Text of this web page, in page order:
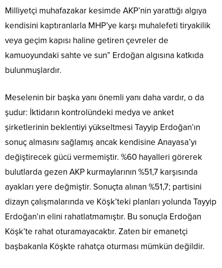
Milliyetçi muhafazakar kesimde AKP’nin yarattığı algıya
kendisini kaptıranlarla MHP’ye karşı muhalefeti tiryakilik
veya geçim kapısı haline getiren çevreler de
kamuoyundaki sahte ve sun” Erdoğan algısına katkıda
bulunmuşlardır.
Meselenin bir başka yanı önemli yanı daha vardır, o da
şudur: İktidarın kontrolündeki medya ve anket
şirketlerinin beklentiyi yükseltmesi Tayyip Erdoğan’ın
sonuç almasını sağlamış ancak kendisine Anayasa’yı
değiştirecek gücü vermemiştir. %60 hayalleri görerek
bulutlarda gezen AKP kurmaylarının %51,7 karşısında
ayakları yere değmiştir. Sonuçta alınan %51,7; partisini
dizayn çalışmalarında ve Köşk’teki planları yolunda Tayyip
Erdoğan’ın elini rahatlatmamıştır. Bu sonuçla Erdoğan
Köşk’te rahat oturamayacaktır. Zaten bir emanetçi
başbakanla Köşkte rahatça oturması mümkün değildir.